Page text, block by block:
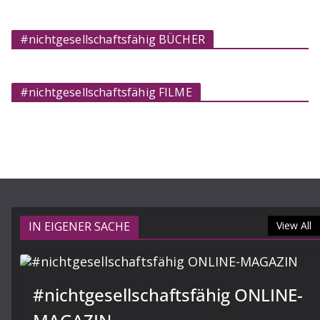
#nichtgesellschaftsfähig BÜCHER
#nichtgesellschaftsfähig FILME
IN EIGENER SACHE View All
#nichtgesellschaftsfähig ONLINE-